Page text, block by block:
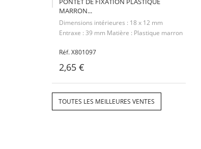
MARRON...
Dimensions intérieures : 18 x 12 mm
Entraxe : 39 mm Matière : Plastique marron
Réf. X801097
2,65 €
TOUTES LES MEILLEURES VENTES